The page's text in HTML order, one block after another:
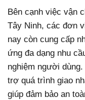
Bên cạnh việc vận
Tây Ninh, các đơn
nay còn cung cấp
ứng đa dạng nhu
nghiệm người
trợ quá trình giao
giúp đảm bảo an